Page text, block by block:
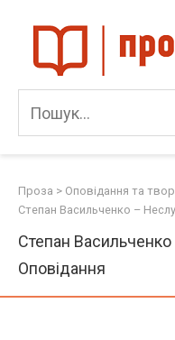
content
Проза > Оповідання та
Степан Васильченко –
Степан
Оповідання